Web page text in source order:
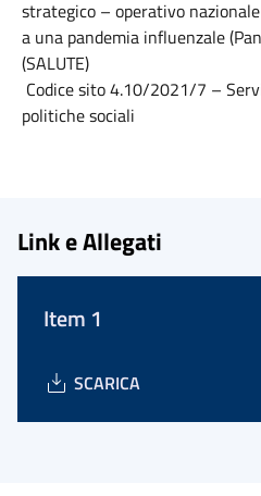
strategico – operativo
a una pandemia influenzale
(SALUTE)
Codice sito 4.10/2021/7 –
politiche sociali
Link e Allegati
Item 1
SCARICA